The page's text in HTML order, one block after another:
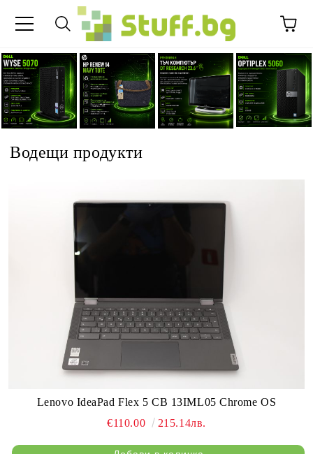
Водещи продукти
Lenovo IdeaPad Flex 5 CB 13IML05 Chrome OS
€110.00
215.14лв.